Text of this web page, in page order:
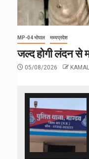
MP-04 भोपाल मध्यप्रदेश
जल्द होगी लंदन से
05/08/2026